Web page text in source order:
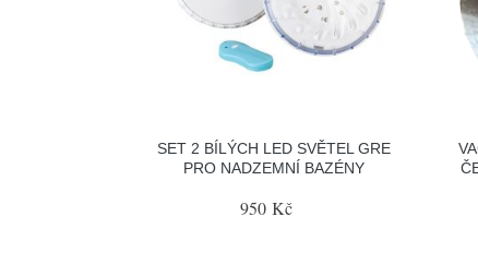
SET 2 BÍLÝCH LED SVĚTEL GRE
PRO NADZEMNÍ BAZÉNY
950 Kč